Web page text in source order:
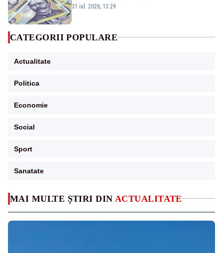
MAI MULTE ȘTIRI DIN ACTUALITATE
majoreze dobânda
31 iul. 2026, 13:29
CATEGORII POPULARE
Actualitate
Politica
Economie
Social
Sport
Sanatate